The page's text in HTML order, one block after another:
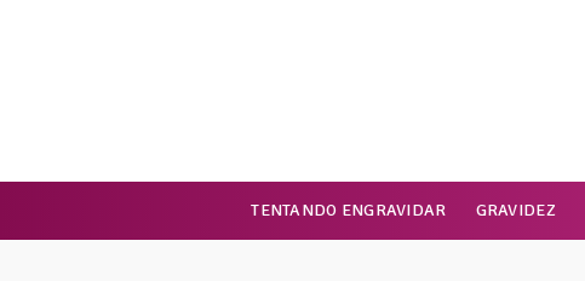
TENTANDO ENGRAVIDAR GRAVIDEZ